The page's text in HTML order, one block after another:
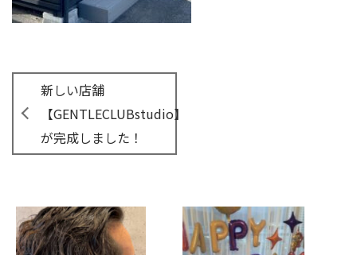
新しい店舗
【GENTLECLUBstudio】
が完成しました！